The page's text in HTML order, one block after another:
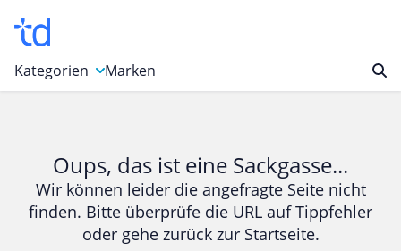
Kategorien
Bücher & Magazine
Computer & Elektronik
Entertainment & Media
Marken
Oups, das ist eine Sackgasse...
Wir können leider die angefragte Seite nicht
finden. Bitte überprüfe die URL auf Tippfehler
oder gehe zurück zur Startseite.